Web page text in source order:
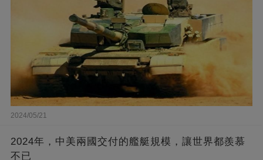
2024/05/21
2024年，中美兩國交付的艦艇規模，讓世界都羨慕
不已